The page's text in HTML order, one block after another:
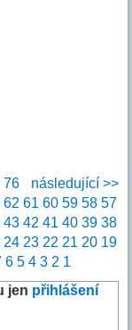
následující >>
76
62 61 60 59 58 57
43 42 41 40 39 38
24 23 22 21 20 19
6 5 4 3 2 1
jen přihlášení